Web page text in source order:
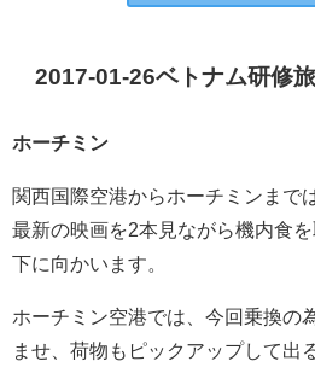
2017-01-26ベトナム研修
ホーチミン
関西国際空港からホーチミンまで
最新の映画を2本見ながら機内食
下に向かいます。
ホーチミン空港では、今回乗換の
ませ、荷物もピックアップして出